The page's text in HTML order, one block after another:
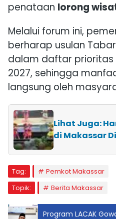
penataan lorong
Melalui forum ini,
berharap usulan
dalam daftar
2027, sehingga
langsung oleh
Lihat Juga:
di Makassar
Tag:
Pemkot Makassar
Topik:
Berita Makassar
Program LACAK